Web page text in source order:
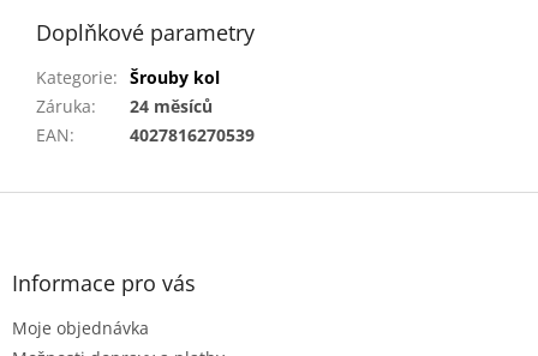
Doplňkové parametry
Kategorie: Šrouby kol
Záruka:
24 měsíců
EAN: 4027816270539
Z
Informace pro vás
Moje objednávka